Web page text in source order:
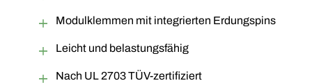
Modulklemmen mit integrierten Erdungspins
Leicht und belastungsfähig
Nach UL 2703 TÜV-zertifiziert